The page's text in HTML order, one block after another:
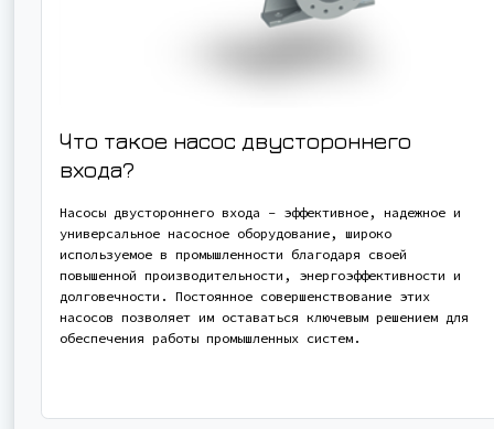
Что такое насос двустороннего
входа?
Насосы двустороннего входа - эффективное, надежное и
универсальное насосное оборудование, широко
используемое в промышленности благодаря своей
повышенной производительности, энергоэффективности и
долговечности. Постоянное совершенствование этих
насосов позволяет им оставаться ключевым решением для
обеспечения работы промышленных систем.